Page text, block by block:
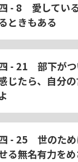
- 8 愛してい
ときもある
- 21 部下がつ
じたら、自分
- 25 世のため
る無名有力を